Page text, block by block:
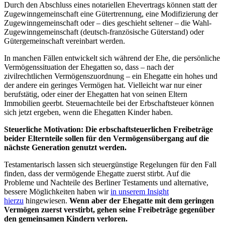
Durch den Abschluss eines notariellen Ehevertrags können statt der
Zugewinngemeinschaft eine Gütertrennung, eine Modifizierung der
Zugewinngemeinschaft oder – dies geschieht seltener – die Wahl-
Zugewinngemeinschaft (deutsch-französische Güterstand) oder
Gütergemeinschaft vereinbart werden.
In manchen Fällen entwickelt sich während der Ehe, die persönliche
Vermögenssituation der Ehegatten so, dass – nach der
zivilrechtlichen Vermögenszuordnung – ein Ehegatte ein hohes und
der andere ein geringes Vermögen hat. Vielleicht war nur einer
berufstätig, oder einer der Ehegatten hat von seinen Eltern
Immobilien geerbt. Steuernachteile bei der Erbschaftsteuer können
sich jetzt ergeben, wenn die Ehegatten Kinder haben.
Steuerliche Motivation: Die erbschaftsteuerlichen Freibeträge
beider Elternteile sollen für den Vermögensübergang auf die
nächste Generation genutzt werden.
Testamentarisch lassen sich steuergünstige Regelungen für den Fall
finden, dass der vermögende Ehegatte zuerst stirbt. Auf die
Probleme und Nachteile des Berliner Testaments und alternative,
bessere Möglichkeiten haben wirin unserem Insight
hierzu hingewiesen. Wenn aber der Ehegatte mit dem geringen
Vermögen zuerst verstirbt, gehen seine Freibeträge gegenüber
den gemeinsamen Kindern verloren.